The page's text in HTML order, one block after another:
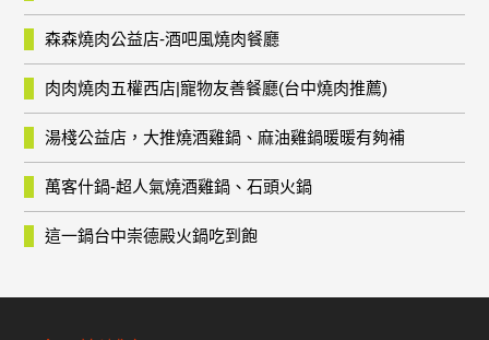
森森燒肉公益店-酒吧風燒肉餐廳
肉肉燒肉五權西店|寵物友善餐廳(台中燒肉推薦)
湯棧公益店，大推燒酒雞鍋、麻油雞鍋暖暖有夠補
萬客什鍋-超人氣燒酒雞鍋、石頭火鍋
這一鍋台中崇德殿火鍋吃到飽